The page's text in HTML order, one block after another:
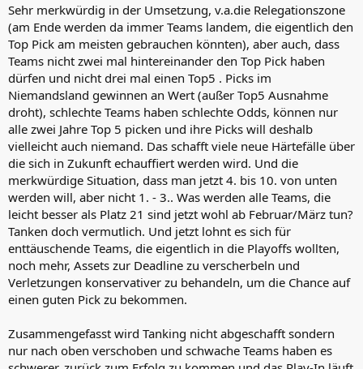
Sehr merkwürdig in der Umsetzung, v.a.die Relegationszone
(am Ende werden da immer Teams landem, die eigentlich den
Top Pick am meisten gebrauchen könnten), aber auch, dass
Teams nicht zwei mal hintereinander den Top Pick haben
dürfen und nicht drei mal einen Top5 . Picks im
Niemandsland gewinnen an Wert (außer Top5 Ausnahme
droht), schlechte Teams haben schlechte Odds, können nur
alle zwei Jahre Top 5 picken und ihre Picks will deshalb
vielleicht auch niemand. Das schafft viele neue Härtefälle über
die sich in Zukunft echauffiert werden wird. Und die
merkwürdige Situation, dass man jetzt 4. bis 10. von unten
werden will, aber nicht 1. - 3.. Was werden alle Teams, die
leicht besser als Platz 21 sind jetzt wohl ab Februar/März tun?
Tanken doch vermutlich. Und jetzt lohnt es sich für
enttäuschende Teams, die eigentlich in die Playoffs wollten,
noch mehr, Assets zur Deadline zu verscherbeln und
Verletzungen konservativer zu behandeln, um die Chance auf
einen guten Pick zu bekommen.
Zusammengefasst wird Tanking nicht abgeschafft sondern
nur nach oben verschoben und schwache Teams haben es